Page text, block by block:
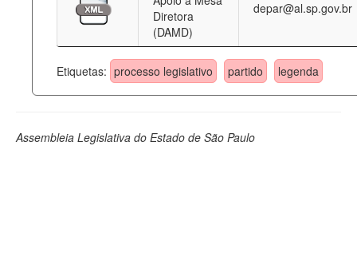
Diretora
(DAMD)
depar@al.sp.gov.br
Etiquetas: processo legislativo partido legenda
Assembleia Legislativa do Estado de São Paulo